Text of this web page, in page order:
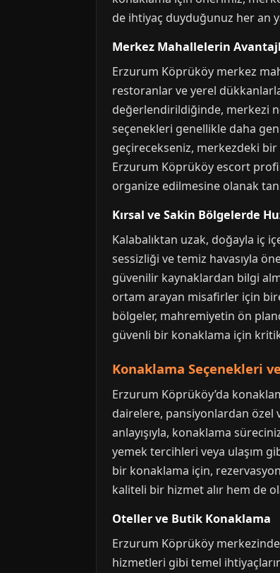
de ihtiyaç duyduğunuz her an
Merkez Mahallelerin
Erzurum Köprüköy merkez
restoranlar ve yerel
değerlendirildiğinde, merkezi
seçenekleri genellikle daha
geçirecekseniz, merkezdeki bir
Erzurum Köprüköy escort
organize edilmesine olanak
Kırsal ve Sakin Bölgelerde
Kalabalıktan uzak, doğayla iç
sessizliği ve temiz havasıyla
güvenilir kaynaklardan bilgi
ortam arayan misafirler için
bölgeler, mahremiyetin ön
güvenli bir konaklama için
Konaklama Seçenekleri
Erzurum Köprüköy’da
dairelere, pansiyonlardan özel
anlayışıyla, konaklama
yemek tercihleri veya ulaşım
bir konaklama için,
kaliteli bir hizmet alır hem de
Oteller ve Butik Konaklama
Erzurum Köprüköy merkezinde
hizmetleri gibi temel